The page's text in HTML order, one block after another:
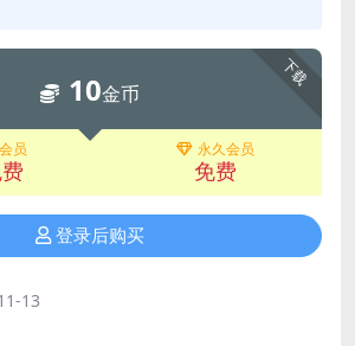
下载
10金币
会员 永久会员
免费
登录后购买
13